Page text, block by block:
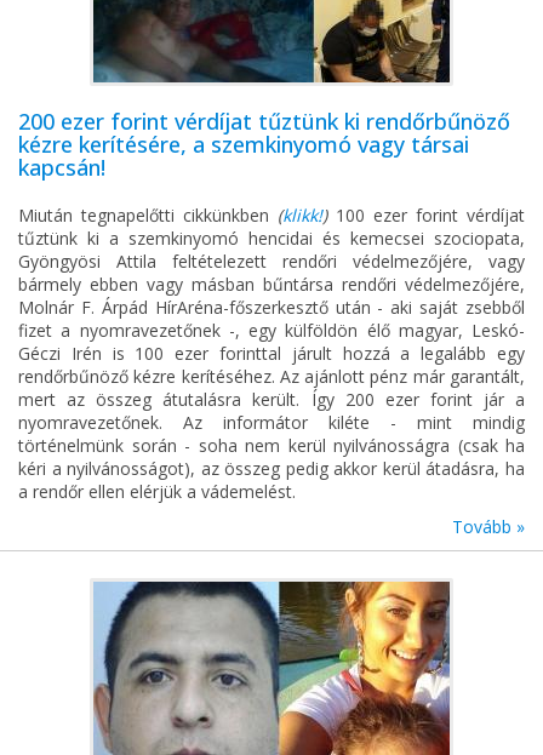
200 ezer forint vérdíjat tűztünk ki rendőrbűnöző
kézre kerítésére, a szemkinyomó vagy társai
kapcsán!
Miután tegnapelőtti cikkünkben (klikk!)100 ezer forint vérdíjat
tűztünk ki a szemkinyomó hencidai és kemecsei szociopata,
Gyöngyösi Attila feltételezett rendőri védelmezőjére, vagy
bármely ebben vagy másban bűntársa rendőri védelmezőjére,
Molnár F. Árpád HírAréna-főszerkesztő után - aki saját zsebből
fizet a nyomravezetőnek -, egy külföldön élő magyar, Leskó-
Géczi Irén is 100 ezer forinttal járult hozzá a legalább egy
rendőrbűnöző kézre kerítéséhez. Az ajánlott pénz már garantált,
mert az összeg átutalásra került. Így 200 ezer forint jár a
nyomravezetőnek. Az informátor kiléte - mint mindig
történelmünk során - soha nem kerül nyilvánosságra (csak ha
kéri a nyilvánosságot), az összeg pedig akkor kerül átadásra, ha
a rendőr ellen elérjük a vádemelést.
Tovább »